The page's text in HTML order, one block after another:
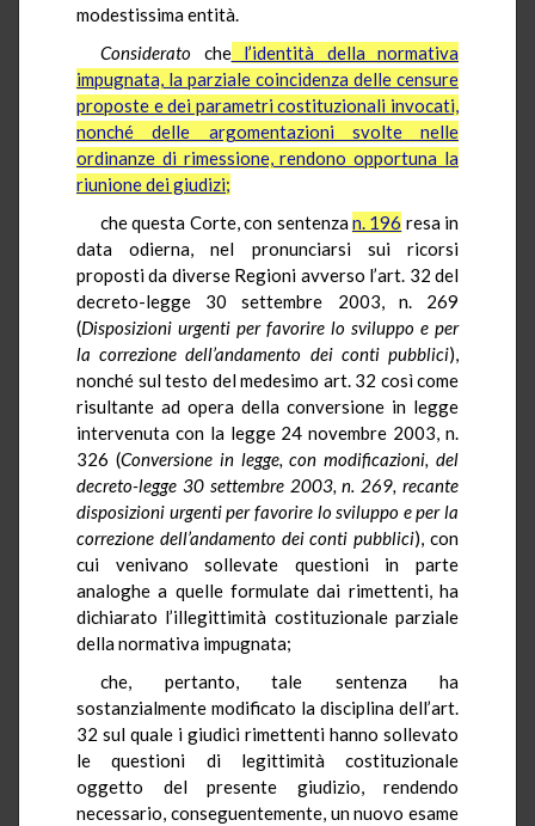
modestissima entità.
Considerato chel’identità della normativa
impugnata, la parziale coincidenza delle censure
proposte e dei parametri costituzionali invocati,
nonché delle argomentazioni svolte nelle
ordinanze di rimessione, rendono opportuna la
riunione dei giudizi;
che questa Corte, con sentenzan. 196 resa in
data odierna, nel pronunciarsi sui ricorsi
proposti da diverse Regioni avverso l’art. 32 del
decreto-legge 30 settembre 2003, n. 269
(Disposizioni urgenti per favorire lo sviluppo e per
la correzione dell’andamento dei conti pubblici),
nonché sul testo del medesimo art. 32 così come
risultante ad opera della conversione in legge
intervenuta con la legge 24 novembre 2003, n.
326 (Conversione in legge, con modificazioni, del
decreto-legge 30 settembre 2003, n. 269, recante
disposizioni urgenti per favorire lo sviluppo e per la
correzione dell’andamento dei conti pubblici), con
cui venivano sollevate questioni in parte
analoghe a quelle formulate dai rimettenti, ha
dichiarato l’illegittimità costituzionale parziale
della normativa impugnata;
che, pertanto, tale sentenza ha
sostanzialmente modificato la disciplina dell’art.
32 sul quale i giudici rimettenti hanno sollevato
le questioni di legittimità costituzionale
oggetto del presente giudizio, rendendo
necessario, conseguentemente, un nuovo esame